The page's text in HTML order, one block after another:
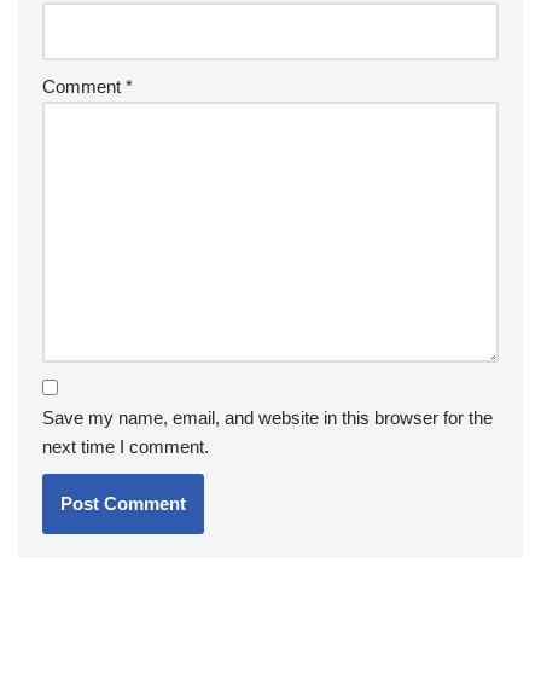
Comment *
Save my name, email, and website in this browser for the
next time I comment.